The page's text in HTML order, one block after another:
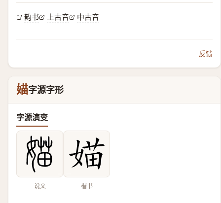
韵书 上古音 中古音
反馈
媌字源字形
字源演变
说文 楷书